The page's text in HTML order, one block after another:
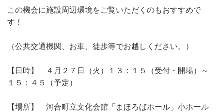
この機会に施設周辺環境をご覧いただくのもおすすめで
す！
（公共交通機関、お車、徒歩等でお越しください。）
【日時】 ４月２７日（火）１３：１５（受付・開場）～
１５：４５（予定）
【場所】 河合町立文化会館「まほろばホール」小ホール